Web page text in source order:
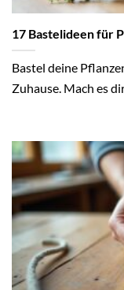
17 Bastelideen für
Bastel deine
Zuhause. Mach es